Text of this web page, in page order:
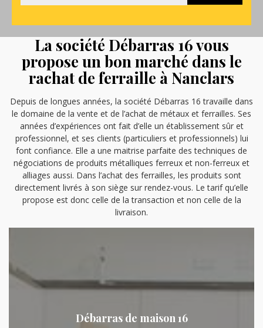
La société Débarras 16 vous
propose un bon marché dans le
rachat de ferraille à Nanclars
Depuis de longues années, la société Débarras 16 travaille dans
le domaine de la vente et de l’achat de métaux et ferrailles. Ses
années d’expériences ont fait d’elle un établissement sûr et
professionnel, et ses clients (particuliers et professionnels) lui
font confiance. Elle a une maitrise parfaite des techniques de
négociations de produits métalliques ferreux et non-ferreux et
alliages aussi. Dans l’achat des ferrailles, les produits sont
directement livrés à son siège sur rendez-vous. Le tarif qu’elle
propose est donc celle de la transaction et non celle de la
livraison.
Débarras de maison 16